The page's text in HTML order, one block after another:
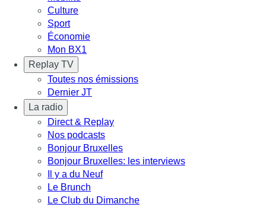
Culture
Sport
Économie
Mon BX1
Replay TV
Toutes nos émissions
Dernier JT
La radio
Direct & Replay
Nos podcasts
Bonjour Bruxelles
Bonjour Bruxelles: les interviews
Il y a du Neuf
Le Brunch
Le Club du Dimanche